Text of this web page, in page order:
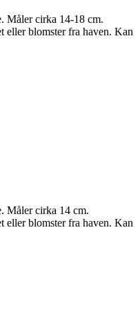
Måler cirka 14-18 cm.
eller blomster fra haven. Kan
Måler cirka 14 cm.
eller blomster fra haven. Kan